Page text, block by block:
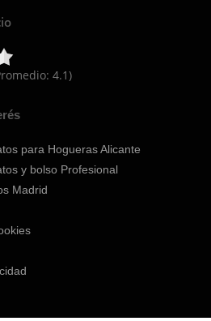
4.1)
para Hogueras Alicante
y bolso Profesional
Madrid